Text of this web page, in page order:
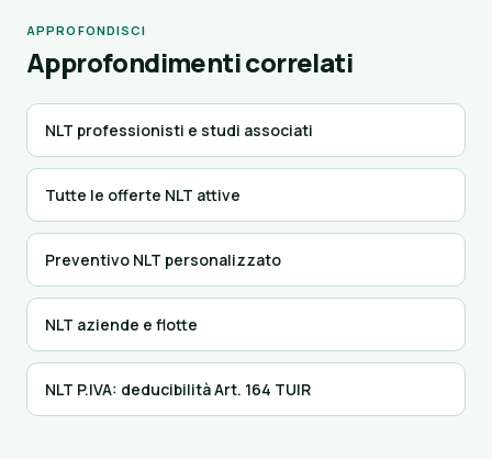
APPROFONDISCI
Approfondimenti correlati
NLT professionisti e studi associati
Tutte le offerte NLT attive
Preventivo NLT personalizzato
NLT aziende e flotte
NLT P.IVA: deducibilità Art. 164 TUIR